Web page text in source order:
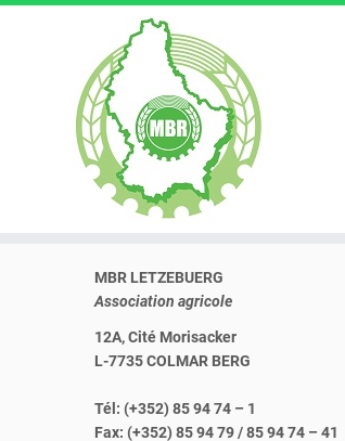
MBR LETZEBUERG
Association agricole
12A, Cité Morisacker
L-7735 COLMAR BERG
Tél: (+352) 85 94 74 – 1
Fax: (+352) 85 94 79 / 85 94 74 – 41